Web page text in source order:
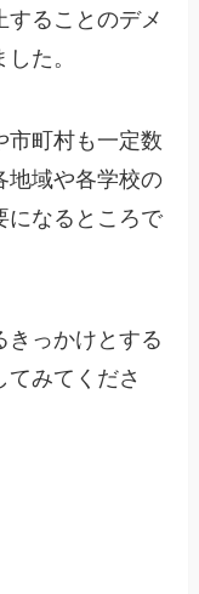
することのデメ
た。
市町村も一定数
地域や各学校の
になるところで
きっかけとする
みてくださ